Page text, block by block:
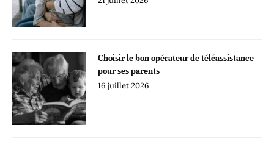
Choisir le bon opérateur de téléassistance
pour ses parents
16 juillet 2026